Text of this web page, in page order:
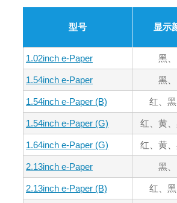
型号 显示
1.02inch e-Paper 黑
1.54inch e-Paper 黑
1.54inch e-Paper (B) 红、
1.54inch e-Paper (G) 红、黄
1.64inch e-Paper (G) 红、黄
2.13inch e-Paper 黑
2.13inch e-Paper (B) 红、